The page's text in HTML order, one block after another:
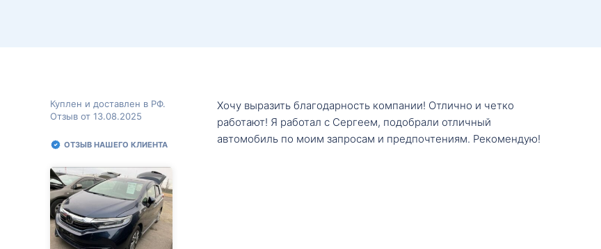
Куплен и доставлен в РФ.
Отзыв от 13.08.2025
ОТЗЫВ НАШЕГО КЛИЕНТА
Хочу выразить благодарность компании! Отлично и четко
работают! Я работал с Сергеем, подобрали отличный
автомобиль по моим запросам и предпочтениям. Рекомендую!